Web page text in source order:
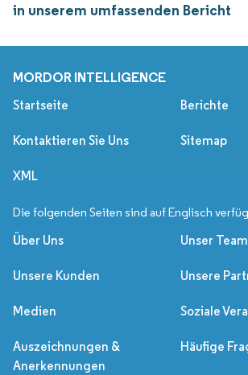
in unserem umfassenden Bericht
MORDOR INTELLIGENCE
Startseite Berichte
Kontaktieren Sie Uns Sitemap
XML
Die folgenden Seiten sind auf Englisch
Über Uns Unser Team
Unsere Kunden Unsere
Medien Soziale
Auszeichnungen &
Anerkennungen
Häufige